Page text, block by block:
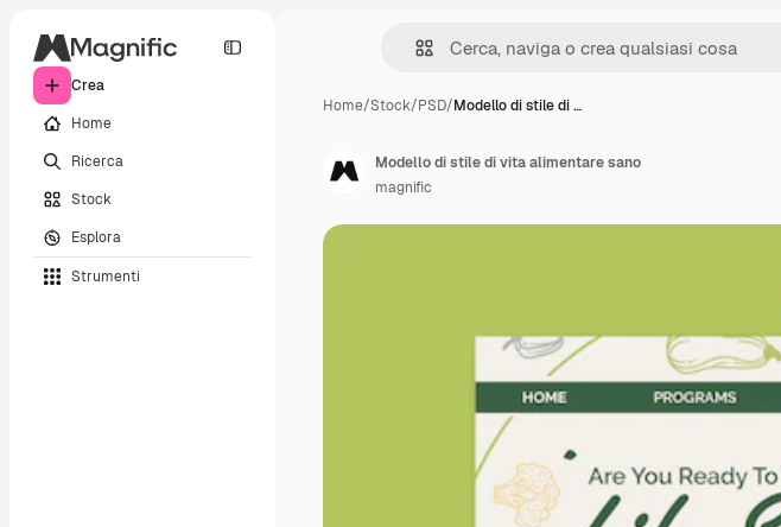
Crea
Home
Ricerca
Stock
Esplora
Strumenti
Home/Stock/PSD/Modello di stile di …
Modello di stile di vita alimentare sano
magnific